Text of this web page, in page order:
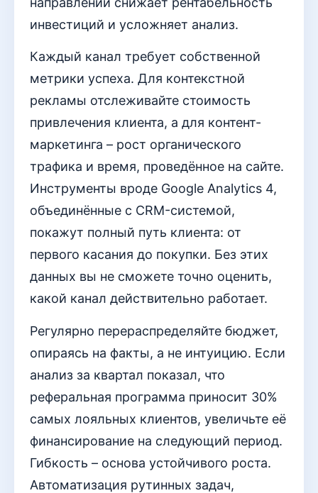
инвестиций и усложняет анализ.
Каждый канал требует собственной
метрики успеха. Для контекстной
рекламы отслеживайте стоимость
привлечения клиента, а для контент-
маркетинга – рост органического
трафика и время, проведённое на сайте.
Инструменты вроде Google Analytics 4,
объединённые с CRM-системой,
покажут полный путь клиента: от
первого касания до покупки. Без этих
данных вы не сможете точно оценить,
какой канал действительно работает.
Регулярно перераспределяйте бюджет,
опираясь на факты, а не интуицию. Если
анализ за квартал показал, что
реферальная программа приносит 30%
самых лояльных клиентов, увеличьте её
финансирование на следующий период.
Гибкость – основа устойчивого роста.
Автоматизация рутинных задач,